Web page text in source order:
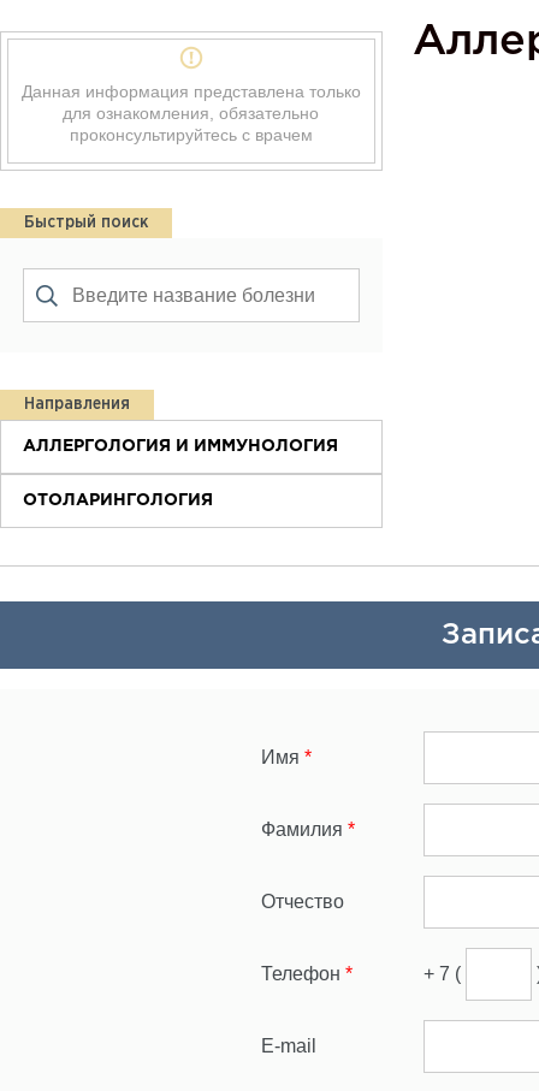
Данная информация представлена только
для ознакомления, обязательно
проконсультируйтесь с врачем
Быстрый поиск
Направления
АЛЛЕРГОЛОГИЯ И ИММУНОЛОГИЯ
ОТОЛАРИНГОЛОГИЯ
Имя *
Фамилия *
Отчество
Телефон * + 7 (
E-mail